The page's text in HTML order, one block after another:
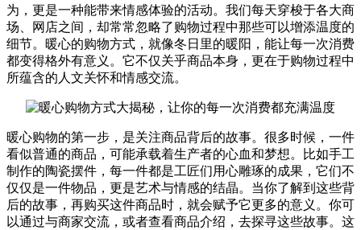
为，更是一种能带来情感体验的活动。我们每天穿梭于各大商
场、网店之间，却常常忽略了购物过程中那些可以增添温度的
细节。暖心的购物方式，就像冬日里的暖阳，能让每一次消费
都变得格外有意义。它不仅关乎商品本身，更在于购物过程中
所蕴含的人文关怀和情感交流。
暖心购物的第一步，是关注商品背后的故事。很多时候，一件
看似普通的商品，可能承载着生产者的心血和梦想。比如手工
制作的陶瓷摆件，每一件都是工匠们用心雕琢的成果，它们不
仅仅是一件物品，更是艺术与情感的结晶。当你了解到这些背
后的故事，再购买这件商品时，就会赋予它更多的意义。你可
以通过与商家交流，或者查看商品介绍，去探寻这些故事。这